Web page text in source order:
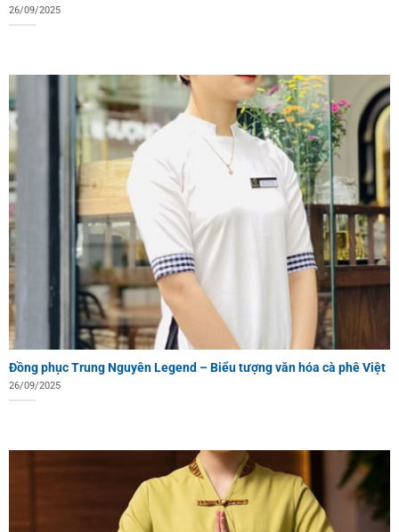
26/09/2025
Đồng phục Trung Nguyên Legend – Biểu tượng văn hóa cà phê Việt
26/09/2025